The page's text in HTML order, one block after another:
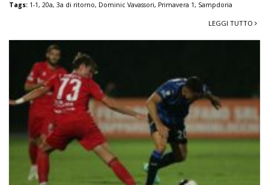
Tags: 1-1, 20a, 3a di ritorno, Dominic Vavassori, Primavera 1, Sampdoria
LEGGI TUTTO